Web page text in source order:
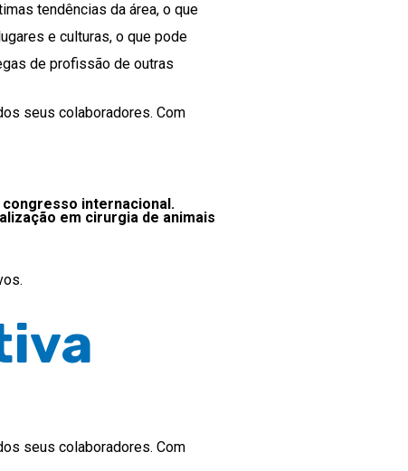
tendências da área, o que
e culturas, o que pode
de profissão de outras
seus colaboradores. Com
internacional.
em cirurgia de animais
seus colaboradores. Com